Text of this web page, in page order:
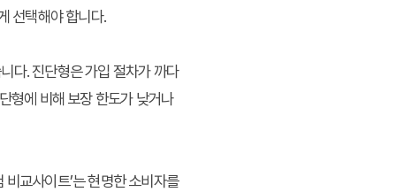
선택해야 합니다.
다. 진단형은 가입 절차가 까다
형에 비해 보장 한도가 낮거나
교사이트’는 현명한 소비자를